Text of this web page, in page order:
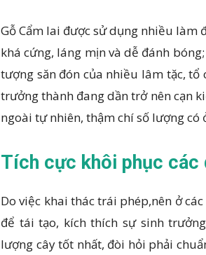
Gỗ Cẩm lai được sử dụng nhiều làm
khá cứng, láng mịn và dễ đánh
tượng săn đón của nhiều lâm tặc,
trưởng thành đang dần trở nên cạn
ngoài tự nhiên, thậm chí số lượng
Tích cực khôi phục các
Do việc khai thác trái phép,nên ở
để tái tạo, kích thích sự sinh
lượng cây tốt nhất, đòi hỏi phải